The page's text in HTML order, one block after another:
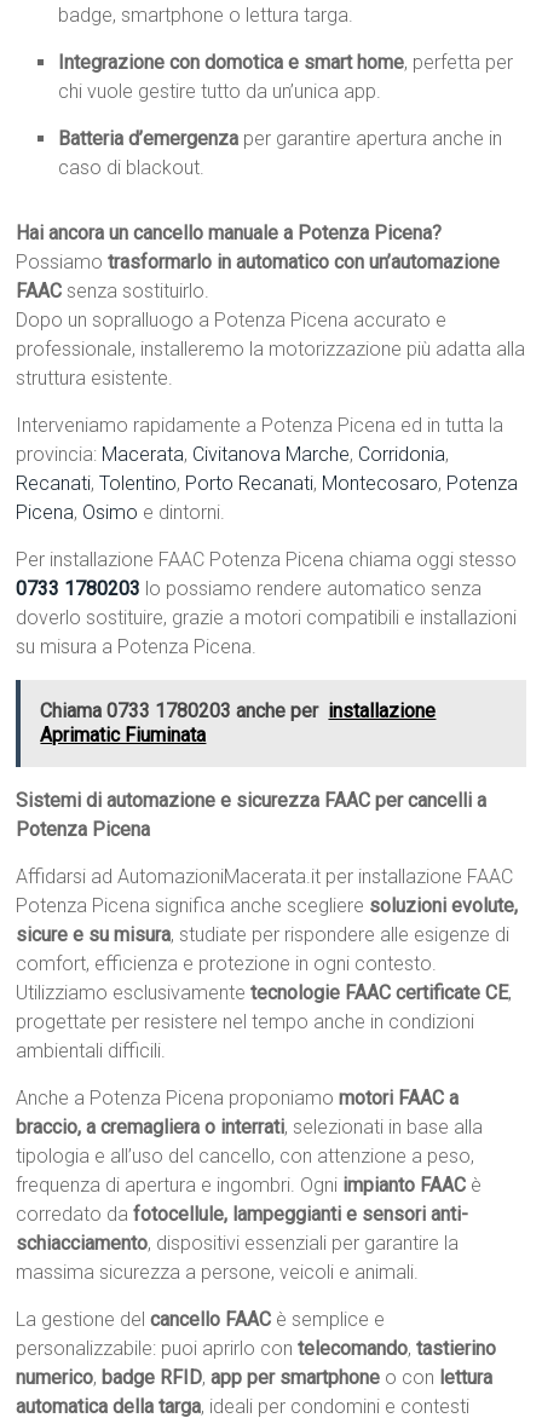
badge, smartphone o lettura targa.
Integrazione con domotica e smart home, perfetta per
chi vuole gestire tutto da un’unica app.
Batteria d’emergenza per garantire apertura anche in
caso di blackout.
Hai ancora un cancello manuale a Potenza Picena?
Possiamotrasformarlo in automatico con un’automazione
FAAC senza sostituirlo.
Dopo un sopralluogo a Potenza Picena accurato e
professionale, installeremo la motorizzazione più adatta alla
struttura esistente.
Interveniamo rapidamente a Potenza Picena ed in tutta la
provincia: Macerata, Civitanova Marche, Corridonia,
Recanati,Tolentino, Porto Recanati, Montecosaro, Potenza
Picena, Osimo e dintorni.
Per installazione FAAC Potenza Picena chiama oggi stesso
0733 1780203 lo possiamo rendere automatico senza
doverlo sostituire, grazie a motori compatibili e installazioni
su misura a Potenza Picena.
Chiama 0733 1780203 anche per installazione
Aprimatic Fiuminata
Sistemi di automazione e sicurezza FAAC per cancelli a
Potenza Picena
Affidarsi ad AutomazioniMacerata.it per installazione FAAC
Potenza Picena significa anche scegliere soluzioni evolute,
sicure e su misura, studiate per rispondere alle esigenze di
comfort, efficienza e protezione in ogni contesto.
Utilizziamo esclusivamentetecnologie FAAC certificate CE,
progettate per resistere nel tempo anche in condizioni
ambientali difficili.
Anche a Potenza Picena proponiamomotori FAAC a
braccio, a cremagliera o interrati, selezionati in base alla
tipologia e all’uso del cancello, con attenzione a peso,
frequenza di apertura e ingombri. Ogni impianto FAAC è
corredato dafotocellule, lampeggianti e sensori anti-
schiacciamento, dispositivi essenziali per garantire la
massima sicurezza a persone, veicoli e animali.
La gestione delcancello FAAC è semplice e
personalizzabile: puoi aprirlo contelecomando,tastierino
numerico, badge RFID,app per smartphone o con lettura
automatica della targa, ideali per condomini e contesti